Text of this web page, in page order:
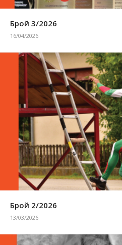
Брой 3/2026
16/04/2026
Брой 2/2026
13/03/2026